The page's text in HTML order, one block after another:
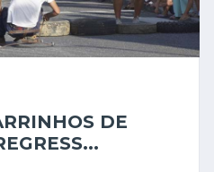
DE